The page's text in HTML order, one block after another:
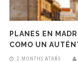
PLANES EN
COMO UN
2 MONTHS ATRÁS